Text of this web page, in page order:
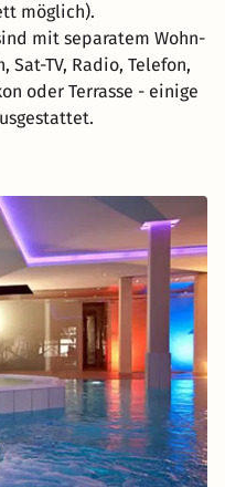
möglich).
mit separatem Wohn-
Sat-TV, Radio, Telefon,
oder Terrasse - einige